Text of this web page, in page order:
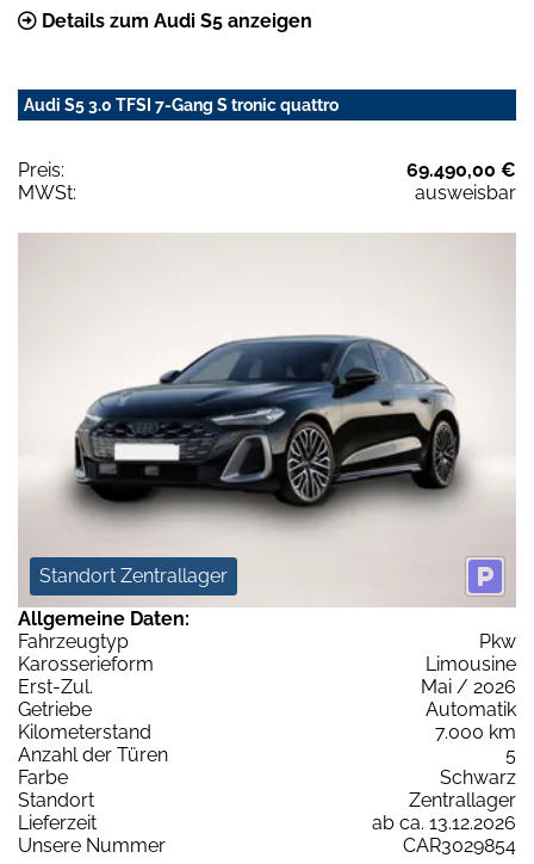
Details zum Audi S5 anzeigen
Audi S5 3.0 TFSI 7-Gang S tronic quattro
Preis:
69.490,00 €
MWSt:
ausweisbar
Standort Zentrallager
Allgemeine Daten:
Fahrzeugtyp
Pkw
Karosserieform
Limousine
Erst-Zul.
Mai / 2026
Getriebe
Automatik
Kilometerstand
7.000 km
Anzahl der Türen
5
Farbe
Schwarz
Standort
Zentrallager
Lieferzeit
ab ca. 13.12.2026
Unsere Nummer
CAR3029854